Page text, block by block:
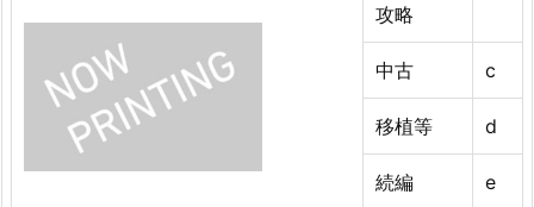
攻略
中古 c
移植等 d
続編 e